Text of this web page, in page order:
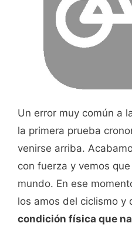
Un error muy común a
la primera prueba
venirse arriba.
con fuerza y vemos
mundo. En ese
los amos del ciclismo y
condición física que